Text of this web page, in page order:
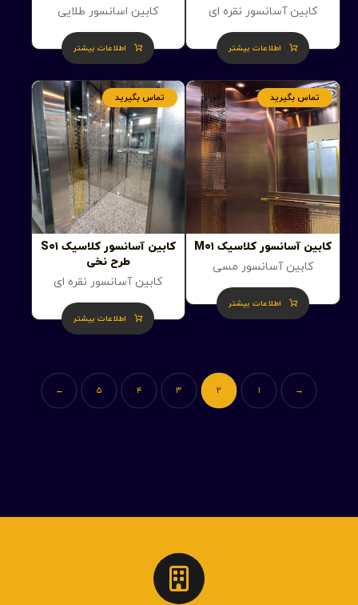
کابین آسانسور نقره ای
اطلاعات بیشتر
کابین اسانسور طلایی
اطلاعات بیشتر
کابین آسانسور کلاسیک M۰۱
کابین آسانسور مسی
تماس بگیرید
اطلاعات بیشتر
کابین آسانسور کلاسیک S۰۱
طرح نخی
کابین آسانسور نقره ای
تماس بگیرید
اطلاعات بیشتر
→ ۱ ۲ ۳ ۴ ۵ ←